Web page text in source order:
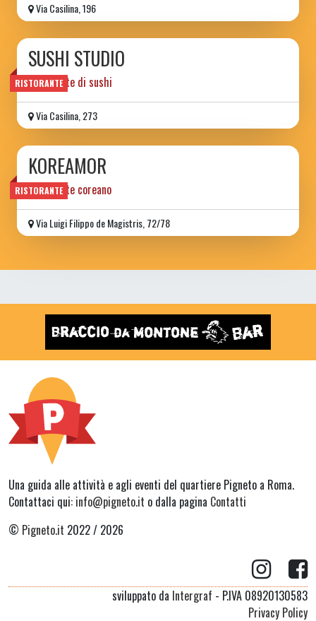
Via Casilina, 196
RISTORANTE
SUSHI STUDIO
Ristorante di sushi
Via Casilina, 273
RISTORANTE
KOREAMOR
Ristorante coreano
Via Luigi Filippo de Magistris, 72/78
Una guida alle attività e agli eventi del quartiere Pigneto a Roma.
Contattaci qui: info@pigneto.it o dalla pagina Contatti
© Pigneto.it 2022 / 2026
sviluppato da Intergraf - P.IVA 08920130583
Privacy Policy